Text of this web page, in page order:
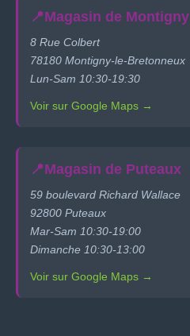
📍Magasin de Montigny
8 Rue Colbert
78180 Montigny-le-Bretonneux
Lun-Sam 10:30-19:30
Voir sur Google Maps →
📍Magasin de Puteaux
59 boulevard Richard Wallace
92800 Puteaux
Mar-Sam 10:30-19:00
Dimanche 10:30-13:00
Voir sur Google Maps →